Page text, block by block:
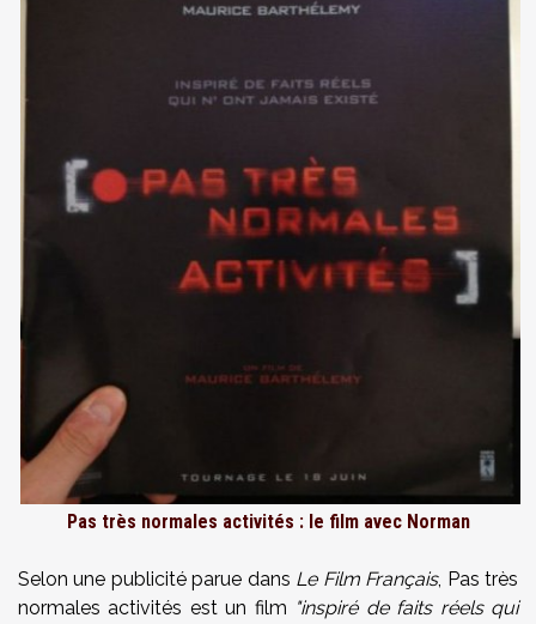
Pas très normales activités : le film avec Norman
Selon une publicité parue dans Le Film Français, Pas très
normales activités est un film "inspiré de faits réels qui